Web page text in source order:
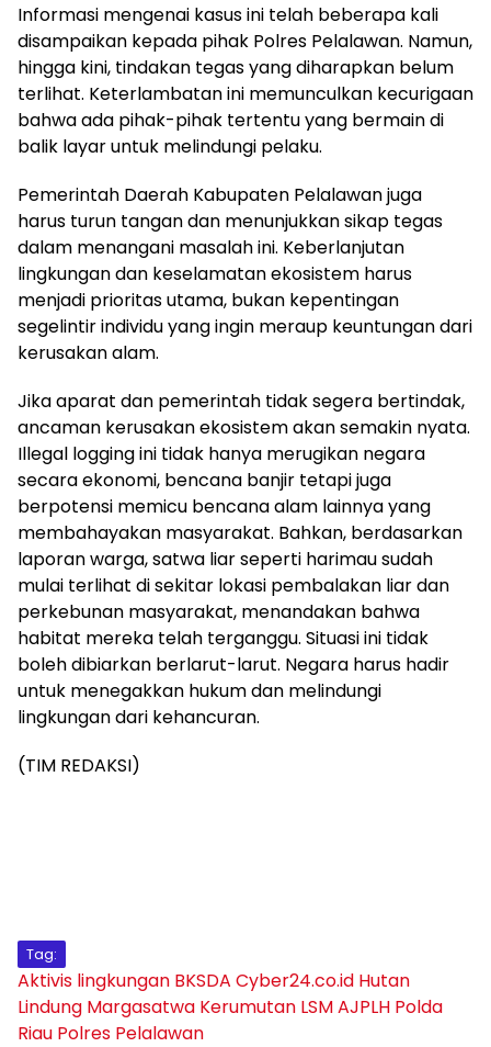
Informasi mengenai kasus ini telah beberapa kali
disampaikan kepada pihak Polres Pelalawan. Namun,
hingga kini, tindakan tegas yang diharapkan belum
terlihat. Keterlambatan ini memunculkan kecurigaan
bahwa ada pihak-pihak tertentu yang bermain di
balik layar untuk melindungi pelaku.
Pemerintah Daerah Kabupaten Pelalawan juga
harus turun tangan dan menunjukkan sikap tegas
dalam menangani masalah ini. Keberlanjutan
lingkungan dan keselamatan ekosistem harus
menjadi prioritas utama, bukan kepentingan
segelintir individu yang ingin meraup keuntungan dari
kerusakan alam.
Jika aparat dan pemerintah tidak segera bertindak,
ancaman kerusakan ekosistem akan semakin nyata.
Illegal logging ini tidak hanya merugikan negara
secara ekonomi, bencana banjir tetapi juga
berpotensi memicu bencana alam lainnya yang
membahayakan masyarakat. Bahkan, berdasarkan
laporan warga, satwa liar seperti harimau sudah
mulai terlihat di sekitar lokasi pembalakan liar dan
perkebunan masyarakat, menandakan bahwa
habitat mereka telah terganggu. Situasi ini tidak
boleh dibiarkan berlarut-larut. Negara harus hadir
untuk menegakkan hukum dan melindungi
lingkungan dari kehancuran.
(TIM REDAKSI)
Tag:
Aktivis lingkungan BKSDA Cyber24.co.id Hutan
Lindung Margasatwa Kerumutan LSM AJPLH Polda
Riau Polres Pelalawan